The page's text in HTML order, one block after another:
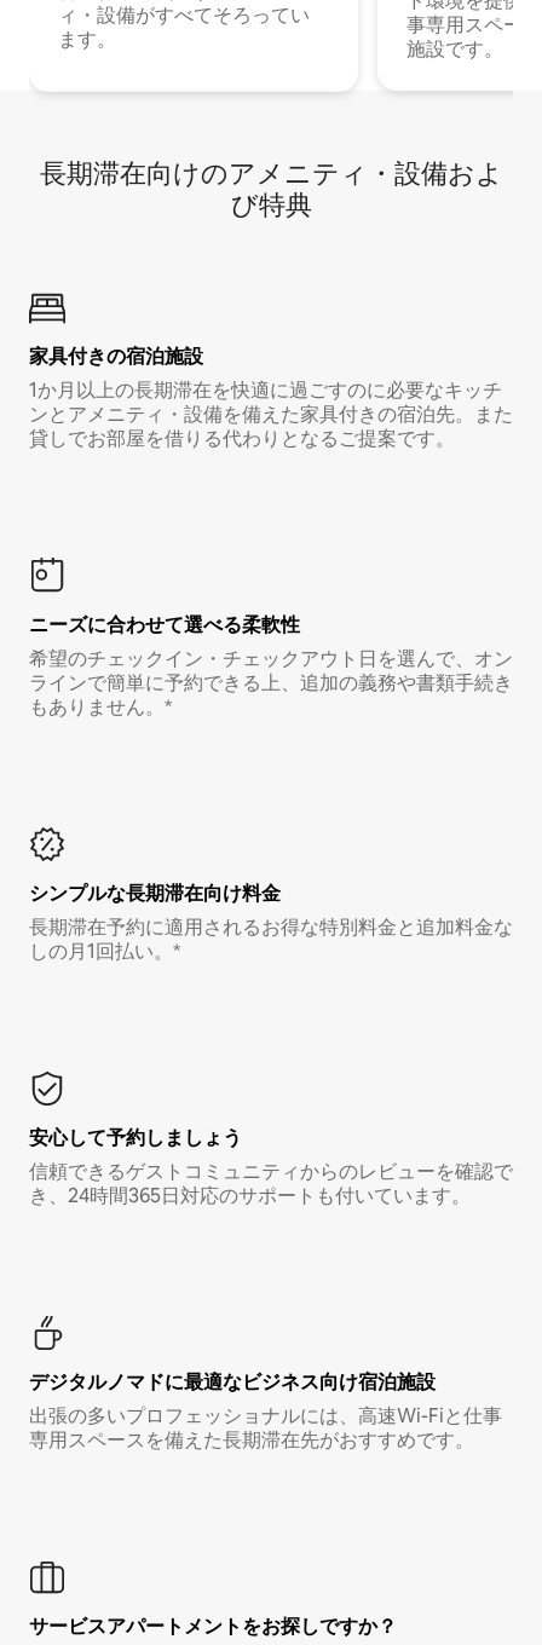
ィ・設備がすべてそろってい
ます。
事専用スペー
施設です。
長期滞在向け⁠のア⁠メ⁠ニ⁠テ⁠ィ⁠・設⁠備⁠およ
び特⁠典
家具付き⁠の宿⁠泊⁠施⁠設
1か月以上の長期滞在を快適に過ごすのに必要なキッチ
ンとアメニティ・設備を備えた家具付きの宿泊先。また
貸しでお部屋を借りる代わりとなるご提案です。
ニーズに合わせて選べる柔軟性
希望のチェックイン・チェックアウト日を選んで、オン
ラインで簡単に予約できる上、追加の義務や書類手続き
もありません。*
シンプルな長期滞在向け料金
長期滞在予約に適用されるお得な特別料金と追加料金な
しの月1回払い。*
安心して予約しましょう
信頼できるゲストコミュニティからのレビューを確認で
き、24時間365日対応のサポートも付いています。
デジタルノマド⁠に最⁠適⁠なビ⁠ジ⁠ネ⁠ス⁠向⁠け宿⁠泊⁠施⁠設
出張の多いプロフェッショナルには、高速Wi-Fiと仕事
専用スペースを備えた長期滞在先がおすすめです。
サービスアパートメントをお探しですか？